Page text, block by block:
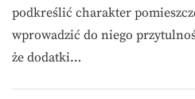
podkreślić charakter
wprowadzić do niego
że dodatki…